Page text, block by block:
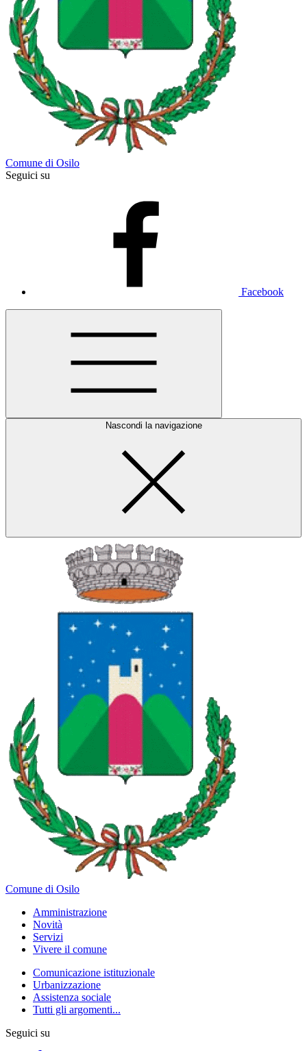
Comune di Osilo
Seguici su
Facebook
Nascondi la navigazione
Comune di Osilo
Amministrazione
Novità
Servizi
Vivere il comune
Comunicazione istituzionale
Urbanizzazione
Assistenza sociale
Tutti gli argomenti...
Seguici su